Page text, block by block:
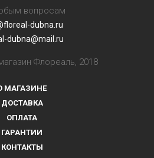
вопросам
dubna.ru
dubna@mail.ru
Флореаль, 2018
МАГАЗИНЕ
ДОСТАВКА
ОПЛАТА
ГАРАНТИИ
КОНТАКТЫ